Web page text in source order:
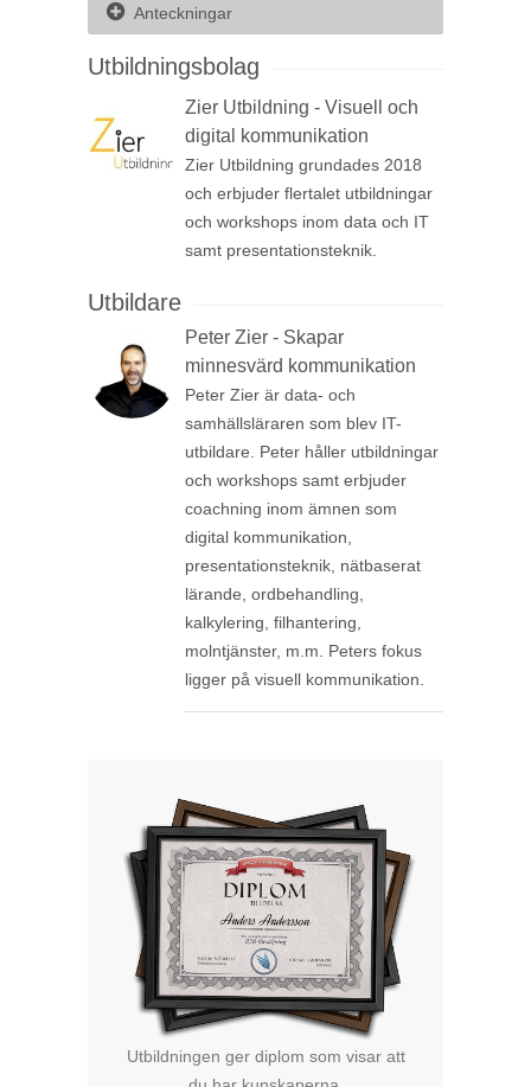
Anteckningar
Utbildningsbolag
Zier Utbildning - Visuell och
digital kommunikation
Zier Utbildning grundades 2018
och erbjuder flertalet utbildningar
och workshops inom data och IT
samt presentationsteknik.
Utbildare
Peter Zier - Skapar
minnesvärd kommunikation
Peter Zier är data- och
samhällsläraren som blev IT-
utbildare. Peter håller utbildningar
och workshops samt erbjuder
coachning inom ämnen som
digital kommunikation,
presentationsteknik, nätbaserat
lärande, ordbehandling,
kalkylering, filhantering,
molntjänster, m.m. Peters fokus
ligger på visuell kommunikation.
Utbildningen ger diplom som visar att